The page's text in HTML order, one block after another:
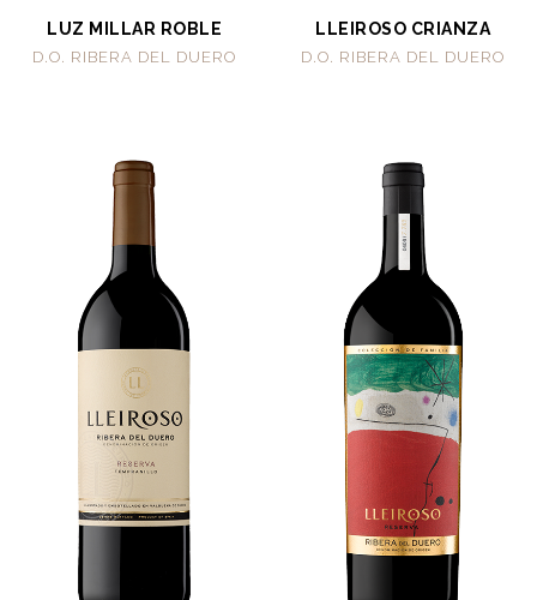
LUZ MILLAR ROBLE
D.O. RIBERA DEL DUERO
LLEIROSO CRIANZA
D.O. RIBERA DEL DUERO